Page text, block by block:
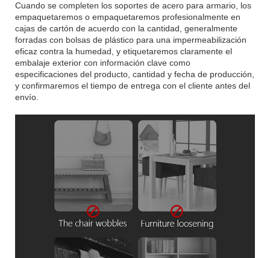
Cuando se completen los soportes de acero para armario, los
empaquetaremos o empaquetaremos profesionalmente en
cajas de cartón de acuerdo con la cantidad, generalmente
forradas con bolsas de plástico para una impermeabilización
eficaz contra la humedad, y etiquetaremos claramente el
embalaje exterior con información clave como
especificaciones del producto, cantidad y fecha de producción,
y confirmaremos el tiempo de entrega con el cliente antes del
envío.